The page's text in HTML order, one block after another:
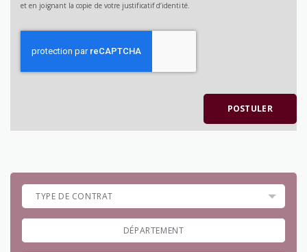
et en joignant la copie de votre justificatif d’identité.
Recaptcha
POSTULER